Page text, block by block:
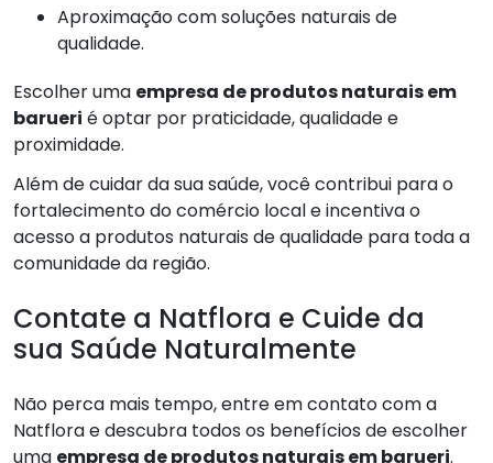
Aproximação com soluções naturais de
qualidade.
Escolher uma empresa de produtos naturais em
barueri é optar por praticidade, qualidade e
proximidade.
Além de cuidar da sua saúde, você contribui para o
fortalecimento do comércio local e incentiva o
acesso a produtos naturais de qualidade para toda a
comunidade da região.
Contate a Natflora e Cuide da
sua Saúde Naturalmente
Não perca mais tempo, entre em contato com a
Natflora e descubra todos os benefícios de escolher
uma empresa de produtos naturais em barueri.